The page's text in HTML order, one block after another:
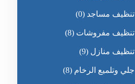
تنظيف مساجد (0)
تنظيف مفروشات (8)
تنظيف منازل (9)
جلي وتلميع الرخام (8)